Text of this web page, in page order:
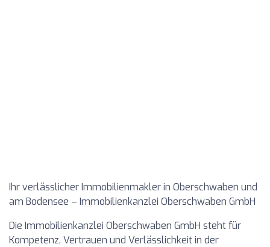
Ihr verlässlicher Immobilienmakler in Oberschwaben und
am Bodensee – Immobilienkanzlei Oberschwaben GmbH
Die Immobilienkanzlei Oberschwaben GmbH steht für
Kompetenz, Vertrauen und Verlässlichkeit in der